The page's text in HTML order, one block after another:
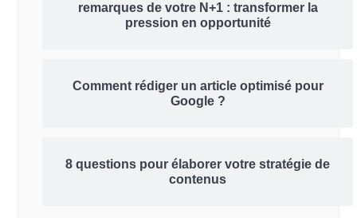
remarques de votre N+1 : transformer la
pression en opportunité
Comment rédiger un article optimisé pour
Google ?
8 questions pour élaborer votre stratégie de
contenus